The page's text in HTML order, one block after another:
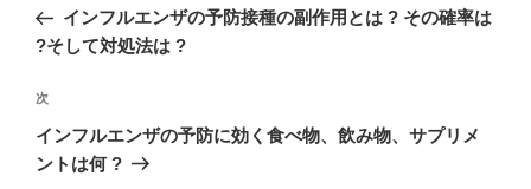
ナ
ゲ
ー
シ
去
の
稿
インフルエンザの予防接種の副作用とは ? その確率は
?そして対処法は ?
次
の
投
次
インフルエンザの予防に効く食べ物、飲み物、サプリメ
ントは何 ?